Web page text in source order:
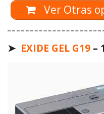
Ver Otras
➤ EXIDE GEL G19 –